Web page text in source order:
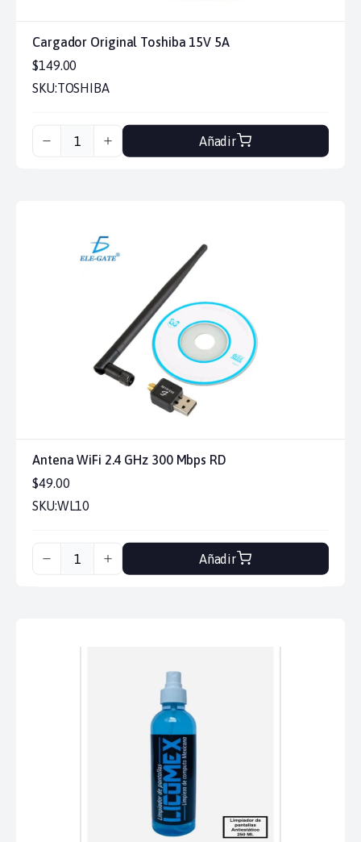
Cargador Original Toshiba 15V 5A
$149.00
SKU:TOSHIBA
Añadir
Antena WiFi 2.4 GHz 300 Mbps RD
$49.00
SKU:WL10
Añadir